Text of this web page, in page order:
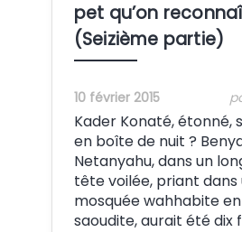
pet qu’on
(Seizième partie)
10 février 2015
Kader Konaté, étonné,
en boîte de nuit ?
Netanyahu, dans un
tête voilée, priant dans
mosquée wahhabite
saoudite, aurait été dix